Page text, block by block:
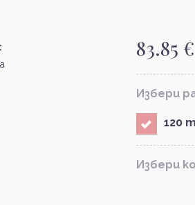
83.85
Избери
120
Избери